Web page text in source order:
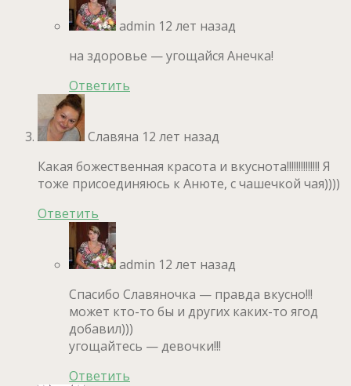
admin 12 лет назад
на здоровье — угощайся Анечка!
Ответить
Славяна 12 лет назад
Какая божественная красота и вкуснота!!!!!!!!!!!!!! Я
тоже присоединяюсь к Анюте, с чашечкой чая))))
Ответить
admin 12 лет назад
Спасибо Славяночка — правда вкусно!!!
может кто-то бы и других каких-то ягод
добавил)))
угощайтесь — девочки!!!
Ответить